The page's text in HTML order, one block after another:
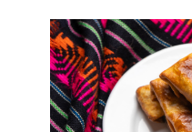
AREA AGENTI